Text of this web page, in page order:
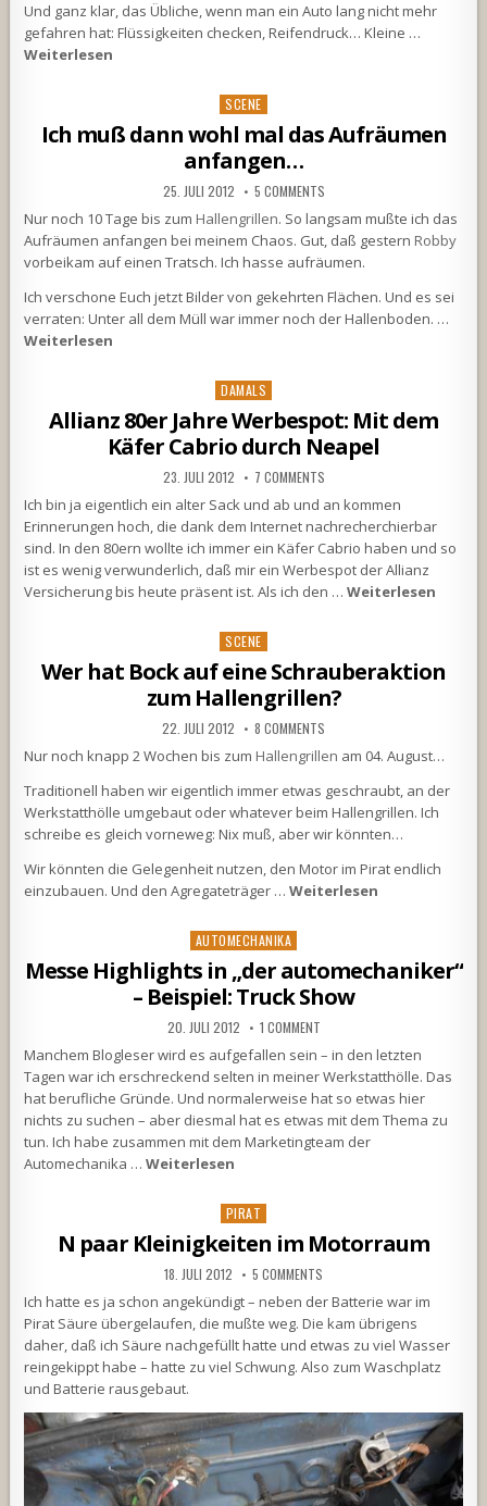
Und ganz klar, das Übliche, wenn man ein Auto lang nicht mehr
gefahren hat: Flüssigkeiten checken, Reifendruck… Kleine …
Weiterlesen
Posted
in
SCENE
Ich muß dann wohl mal das Aufräumen
anfangen…
25. JULI 2012 5 COMMENTS
Nur noch 10 Tage bis zum Hallengrillen. So langsam mußte ich das
Aufräumen anfangen bei meinem Chaos. Gut, daß gestern Robby
vorbeikam auf einen Tratsch. Ich hasse aufräumen.
Ich verschone Euch jetzt Bilder von gekehrten Flächen. Und es sei
verraten: Unter all dem Müll war immer noch der Hallenboden. …
Weiterlesen
Posted
DAMALS
Allianz 80er Jahre Werbespot: Mit dem
Käfer Cabrio durch Neapel
23. JULI 2012 7 COMMENTS
Ich bin ja eigentlich ein alter Sack und ab und an kommen
Erinnerungen hoch, die dank dem Internet nachrecherchierbar
sind. In den 80ern wollte ich immer ein Käfer Cabrio haben und so
ist es wenig verwunderlich, daß mir ein Werbespot der Allianz
Versicherung bis heute präsent ist. Als ich den …Weiterlesen
Posted
SCENE
Wer hat Bock auf eine Schrauberaktion
zum Hallengrillen?
22. JULI 2012 8 COMMENTS
Nur noch knapp 2 Wochen bis zum Hallengrillen am 04. August…
Traditionell haben wir eigentlich immer etwas geschraubt, an der
Werkstatthölle umgebaut oder whatever beim Hallengrillen. Ich
schreibe es gleich vorneweg: Nix muß, aber wir könnten…
Wir könnten die Gelegenheit nutzen, den Motor im Pirat endlich
einzubauen. Und den Agregateträger …Weiterlesen
Posted
AUTOMECHANIKA
Messe Highlights in „der automechaniker“
– Beispiel: Truck Show
20. JULI 2012 1 COMMENT
Manchem Blogleser wird es aufgefallen sein – in den letzten
Tagen war ich erschreckend selten in meiner Werkstatthölle. Das
hat berufliche Gründe. Und normalerweise hat so etwas hier
nichts zu suchen – aber diesmal hat es etwas mit dem Thema zu
tun. Ich habe zusammen mit dem Marketingteam der
Automechanika …Weiterlesen
Posted
PIRAT
N paar Kleinigkeiten im Motorraum
18. JULI 2012 5 COMMENTS
Ich hatte es ja schon angekündigt – neben der Batterie war im
Pirat Säure übergelaufen, die mußte weg. Die kam übrigens
daher, daß ich Säure nachgefüllt hatte und etwas zu viel Wasser
reingekippt habe – hatte zu viel Schwung. Also zum Waschplatz
und Batterie rausgebaut.